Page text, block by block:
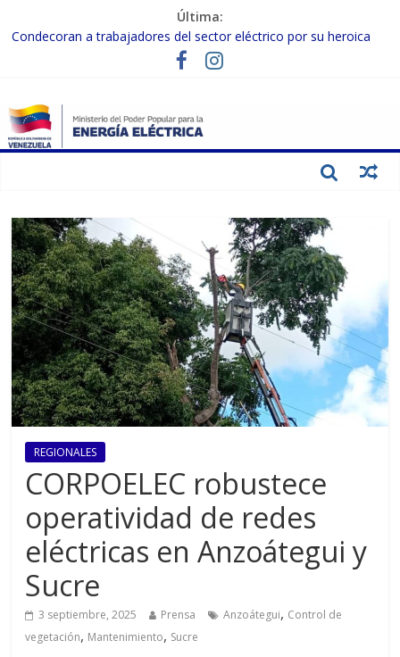
Última:
Condecoran a trabajadores del sector eléctrico por su heroica
labor tras el doble sismo del 24-J
Gobierno Nacional coordina acciones con el sector privado para
Inspeccionan trabajos de rehabilitación en instalaciones del SEN
en Carabobo
Gobierno Nacional activa plan preventivo para fortalecer el SEN
REGIONALES
CORPOELEC robustece
operatividad de redes
eléctricas en Anzoátegui y
Sucre
3 septiembre, 2025 Prensa Anzoátegui, Control de
vegetación, Mantenimiento, Sucre